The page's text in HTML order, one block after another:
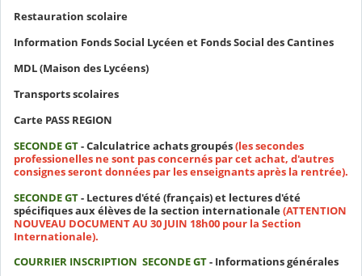
Restauration scolaire
Information Fonds Social Lycéen et Fonds Social des Cantines
MDL (Maison des Lycéens)
Transports scolaires
Carte PASS REGION
SECONDE GT- Calculatrice achats groupés(les secondes
professionelles ne sont pas concernés par cet achat, d'autres
consignes seront données par les enseignants après la rentrée).
SECONDE GT- Lectures d'été (français) et lectures d'été
spécifiques aux élèves de la section internationale(ATTENTION
NOUVEAU DOCUMENT AU 30 JUIN 18h00 pour la Section
Internationale).
COURRIER INSCRIPTION SECONDE GT- Informations générales